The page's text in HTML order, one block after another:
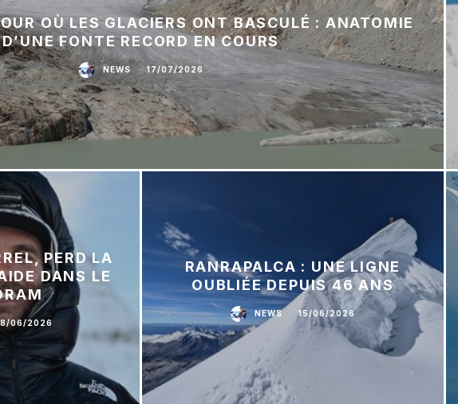
OÙ LES GLACIERS ONT BASCULÉ : ANATOMIE
D’UNE FONTE RECORD EN COURS
NEWS · 17/07/2026
PERD LA
DANS LE
06/2026
RANRAPALCA : UNE LIGNE
OUBLIÉE DEPUIS 46 ANS
NEWS · 15/06/2026